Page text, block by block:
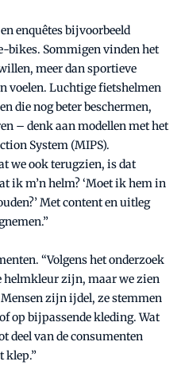
enquêtes bijvoorbeeld
bikes. Sommigen vinden het
meer dan sportieve
voelen. Luchtige fietshelmen
die nog beter beschermen,
– denk aan modellen met het
System (MIPS).
we ook terugzien, is dat
ik m’n helm? ‘Moet ik hem in
Met content en uitleg
“Volgens het onderzoek
zijn, maar we zien
zijn ijdel, ze stemmen
op bijpassende kleding. Wat
deel van de consumenten
klep.”